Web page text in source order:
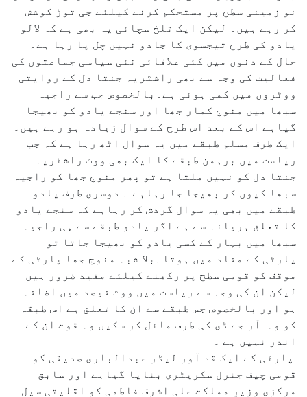
نو زمینی سطح پر مستحکم کرنے کیلئے جی توڑ کوشش
کر رہے ہیں۔ لیکن ایک تلخ سچائی یہ بھی ہے کہ لالو
یادو کی طرح تیجسوی کا جادو نہیں چل پا رہا ہے۔
حال کے دنوں میں کئی علاقائی نئی سیاسی جماعتوں کی
فعالیت کی وجہ سے بھی راشٹریہ جنتا دل کے روایتی
ووٹروں میں کمی ہوئی ہے۔بالخصوص جب سے راجیہ
سبھا میں منوج کمار جھا اور سنجے یادو کو بھیجا
گیاہے اس کے بعد اس طرح کے سوال زیادہ ہو رہے ہیں۔
ایک طرف مسلم طبقے میں یہ سوال اٹھ رہا ہے کہ جب
ریاست میں برہمن طبقے کا ایک بھی ووٹ راشٹریہ
جنتا دل کو نہیں ملتا ہے تو پھر منوج جھا کو راجیہ
سبھا کیوں کر بھیجا جا رہاہے ۔ دوسری طرف یادو
طبقے میں بھی یہ سوال گردش کر رہاہے کہ سنجے یادو
کا تعلق ہریانہ سے ہے اگر یادو طبقے سے ہی راجیہ
سبھا میں بہار کے کسی یادو کو بھیجا جاتا تو
پارٹی کے مفاد میں ہوتا۔بلا شبہ منوج جھا پارٹی کے
موقف کو قومی سطح پر رکھنے کیلئے مفید ضرور ہیں
لیکن ان کی وجہ سے ریاست میں ووٹ فیصد میں اضافہ
ہو اور بالخصوص جس طبقے سے ان کا تعلق ہے اس طبقہ
کو وہ آر جے ڈی کی طرف مائل کر سکیں وہ قوت ان کے
اندر نہیں ہے ۔
پارٹی کے ایک قد آور لیڈر عبدالباری صدیقی کو
قومی چیف جنرل سکریٹری بنایا گیاہے اور سابق
مرکزی وزیرِ مملکت علی اشرف فاطمی کو اقلیتی سیل